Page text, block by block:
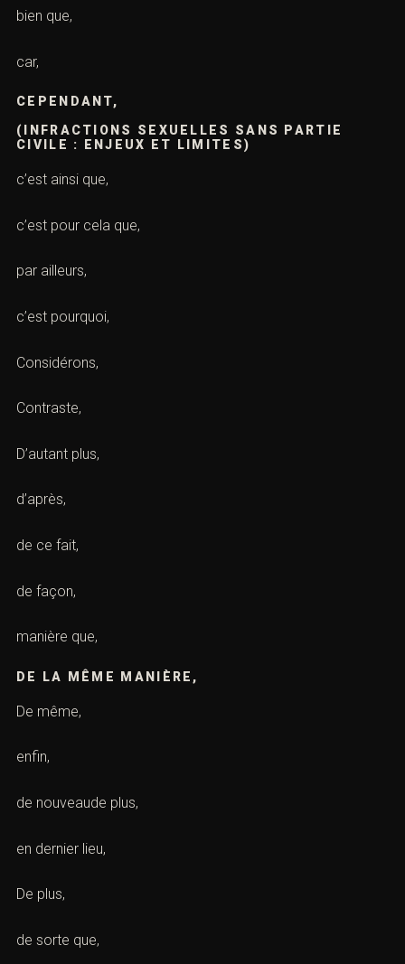
bien que,
car,
CEPENDANT,
(INFRACTIONS SEXUELLES SANS PARTIE
CIVILE : ENJEUX ET LIMITES)
c’est ainsi que,
c’est pour cela que,
par ailleurs,
c’est pourquoi,
Considérons,
Contraste,
D’autant plus,
d’après,
de ce fait,
de façon,
manière que,
DE LA MÊME MANIÈRE,
De même,
enfin,
de nouveaude plus,
en dernier lieu,
De plus,
de sorte que,